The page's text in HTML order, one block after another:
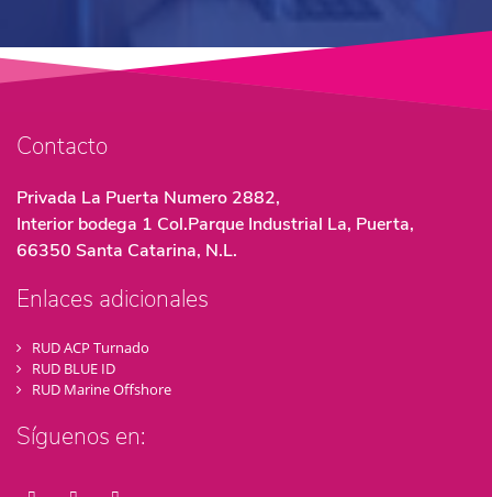
Contacto
Privada La Puerta Numero 2882,
Interior bodega 1 Col.Parque Industrial La, Puerta,
66350 Santa Catarina, N.L.
Enlaces adicionales
RUD ACP Turnado
RUD BLUE ID
RUD Marine Offshore
Síguenos en: